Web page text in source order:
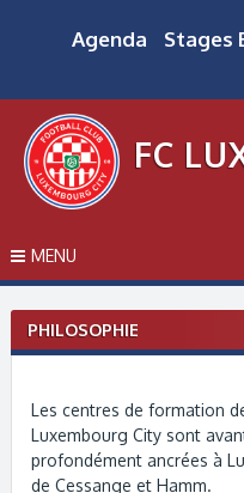
Agenda Stages
FC
MENU
PHILOSOPHIE
Les centres de formation
Luxembourg City sont
profondément ancrées à
de Cessange et Hamm.